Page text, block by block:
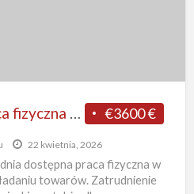
€3600 €
Dla par Austria praca fizyczna w sklepie bez języka od zaraz przy wykładaniu towarów, Wiedeń
22 kwietnia, 2026
dostępna praca fizyczna w
towarów. Zatrudnienie